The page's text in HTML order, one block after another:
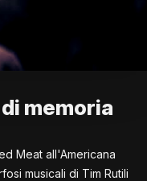
memoria
Meat all'Americana
musicali di Tim Rutili